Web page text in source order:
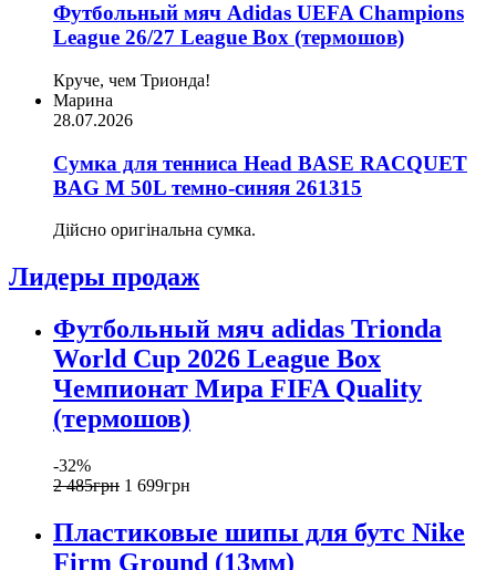
Футбольный мяч Adidas UEFA Champions
League 26/27 League Box (термошов)
Круче, чем Трионда!
Марина
28.07.2026
Сумка для тенниса Head BASE RACQUET
BAG M 50L темно-синяя 261315
Дійсно оригінальна сумка.
Лидеры продаж
Футбольный мяч adidas Trionda
World Cup 2026 League Box
Чемпионат Мира FIFA Quality
(термошов)
-32%
2 485грн 1 699грн
Пластиковые шипы для бутс Nike
Firm Ground (13мм)